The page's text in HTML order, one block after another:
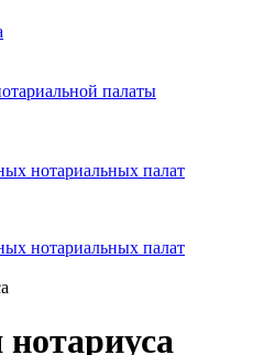
палаты
нотариальных палат
нотариальных палат